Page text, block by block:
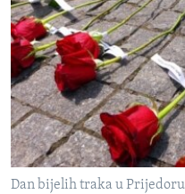
Dan bijelih traka u